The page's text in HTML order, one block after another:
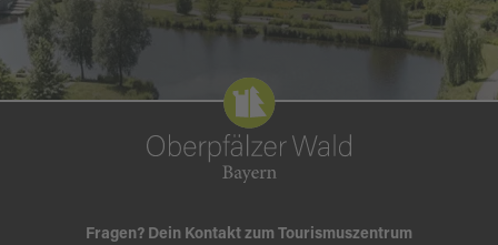
Fragen? Dein Kontakt zum Tourismuszentrum